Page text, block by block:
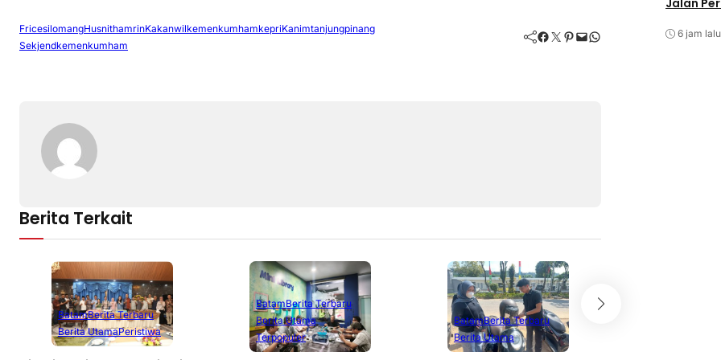
FricesilomangHusnithamrinKakanwilkemenkumhamkepriKanimtanjungpinang
Sekjendkemenkumham
Facebook Twitter Pinterest Mail WhatsApp
Berita Terkait
BatamBerita Terbaru
Berita UtamaPeristiwa
BatamBerita Terbaru
Berita Utama
Terpopuler
BatamBerita Terbaru
Berita Utama
6 jam lalu